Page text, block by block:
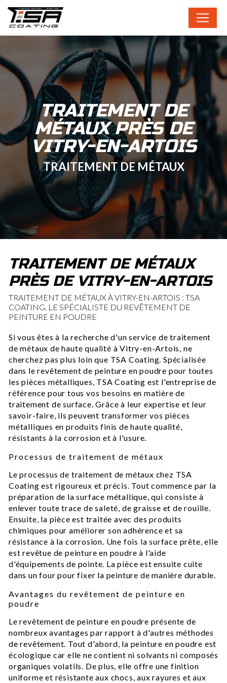
TRAITEMENT DE
MÉTAUX PRÈS DE
VITRY-EN-ARTOIS
TRAITEMENT DE MÉTAUX
TRAITEMENT DE MÉTAUX
PRÈS DE VITRY-EN-ARTOIS
TRAITEMENT DE MÉTAUX À VITRY-EN-ARTOIS : TSA
COATING, LE SPÉCIALISTE DU REVÊTEMENT DE
PEINTURE EN POUDRE
Si vous êtes à la recherche d'un service de traitement
de métaux de haute qualité à Vitry-en-Artois, ne
cherchez pas plus loin que TSA Coating. Spécialisée
dans le revêtement de peinture en poudre pour toutes
les pièces métalliques, TSA Coating est l'entreprise de
référence pour tous vos besoins en matière de
traitement de surface. Grâce à leur expertise et leur
savoir-faire, ils peuvent transformer vos pièces
métalliques en produits finis de haute qualité,
résistants à la corrosion et à l'usure.
Processus de traitement de métaux
Le processus de traitement de métaux chez TSA
Coating est rigoureux et précis. Tout commence par la
préparation de la surface métallique, qui consiste à
enlever toute trace de saleté, de graisse et de rouille.
Ensuite, la pièce est traitée avec des produits
chimiques pour améliorer son adhérence et sa
résistance à la corrosion. Une fois la surface prête, elle
est revêtue de peinture en poudre à l'aide
d'équipements de pointe. La pièce est ensuite cuite
dans un four pour fixer la peinture de manière durable.
Avantages du revêtement de peinture en
poudre
Le revêtement de peinture en poudre présente de
nombreux avantages par rapport à d'autres méthodes
de revêtement. Tout d'abord, la peinture en poudre est
écologique car elle ne contient ni solvants ni composés
organiques volatils. De plus, elle offre une finition
uniforme et résistante aux chocs, aux rayures et aux
Panneau de gestion des cookies